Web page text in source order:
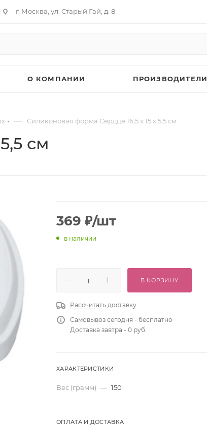
г. Москва, ул. Старый Гай, д. 8
О КОМПАНИИ ПРОИЗВОДИТЕЛИ
— Силиконовая форма Сердце 16,5 х 15 х 5,5 см
см
369 ₽/шт
в наличии
В КОРЗИНУ
Рассчитать доставку
Самовывоз сегодня - бесплатно
Доставка завтра - 0 руб.
ХАРАКТЕРИСТИКИ
Вес (грамм) — 150
ОПЛАТА И ДОСТАВКА